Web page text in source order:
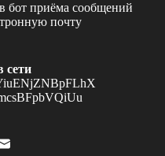
бот приёма сообщений
почту
сети